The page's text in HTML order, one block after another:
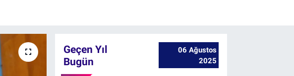
Geçen Yıl
Bugün
06 Ağustos
2025